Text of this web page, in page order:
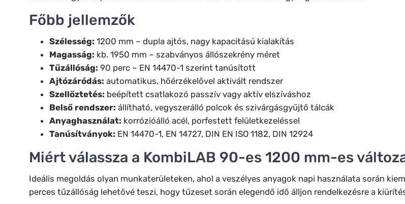
Főbb jellemzők
Szélesség: 1200 mm – dupla ajtós, nagy kapacitású kialakítás
Magasság: kb. 1950 mm – szabványos állószekrény méret
Tűzállóság: 90 perc – EN 14470-1 szerint tanúsított
Ajtózáródás: automatikus, hőérzékelővel aktivált rendszer
Szellőztetés: beépített csatlakozó passzív vagy aktív elszíváshoz
Belső rendszer: állítható, vegyszerálló polcok és szivárgásgyűjtő tálcák
Anyaghasználat: korrózióálló acél, porfestett felületkezeléssel
Tanúsítványok: EN 14470-1, EN 14727, DIN EN ISO 1182, DIN 12924
Miért válassza a KombiLAB 90-es 1200 mm-es
Ideális megoldás olyan munkaterületeken, ahol a veszélyes anyagok napi használata során
perces tűzállóság lehetővé teszi, hogy tűzeset során elegendő idő álljon rendelkezésre a